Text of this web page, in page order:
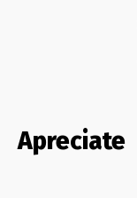
Apreciate